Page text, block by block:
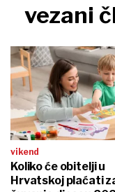
vezani
vikend
Koliko će obitelji u
Hrvatskoj plaćati